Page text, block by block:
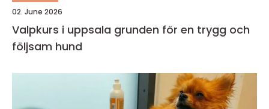
02. June 2026
Valpkurs i uppsala grunden för en trygg och
följsam hund